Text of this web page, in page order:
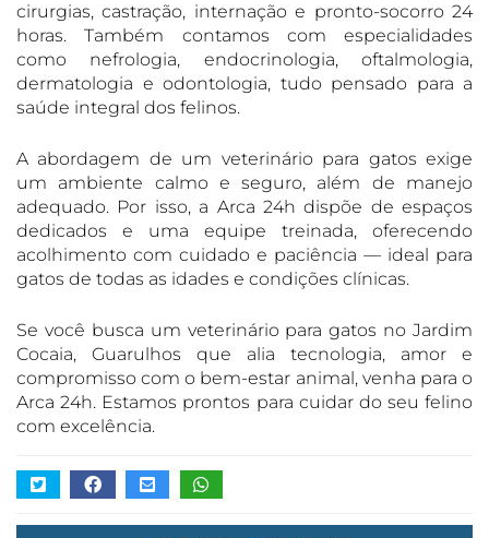
cirurgias, castração, internação e pronto-socorro 24
horas. Também contamos com especialidades
como nefrologia, endocrinologia, oftalmologia,
dermatologia e odontologia, tudo pensado para a
saúde integral dos felinos.
A abordagem de um veterinário para gatos exige
um ambiente calmo e seguro, além de manejo
adequado. Por isso, a Arca 24h dispõe de espaços
dedicados e uma equipe treinada, oferecendo
acolhimento com cuidado e paciência — ideal para
gatos de todas as idades e condições clínicas.
Se você busca um veterinário para gatos no Jardim
Cocaia, Guarulhos que alia tecnologia, amor e
compromisso com o bem-estar animal, venha para o
Arca 24h. Estamos prontos para cuidar do seu felino
com excelência.